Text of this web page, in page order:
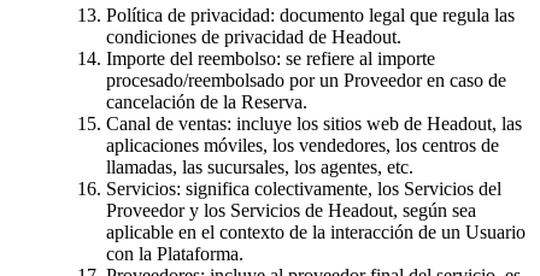
Política de privacidad: documento legal que regula las
condiciones de privacidad de Headout.
Importe del reembolso: se refiere al importe
procesado/reembolsado por un Proveedor en caso de
cancelación de la Reserva.
Canal de ventas: incluye los sitios web de Headout, las
aplicaciones móviles, los vendedores, los centros de
llamadas, las sucursales, los agentes, etc.
Servicios: significa colectivamente, los Servicios del
Proveedor y los Servicios de Headout, según sea
aplicable en el contexto de la interacción de un Usuario
con la Plataforma.